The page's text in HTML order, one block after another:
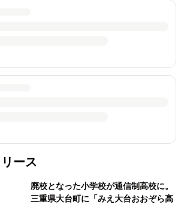
ース
廃校となった小学校が通信制高校に。
三重県大台町に「みえ大台おおぞら高